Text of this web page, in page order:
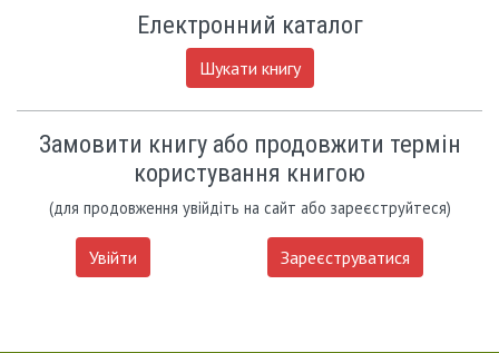
Електронний каталог
Шукати книгу
Замовити книгу або продовжити термін
користування книгою
(для продовження увійдіть на сайт або зареєструйтеся)
Увійти Зареєструватися